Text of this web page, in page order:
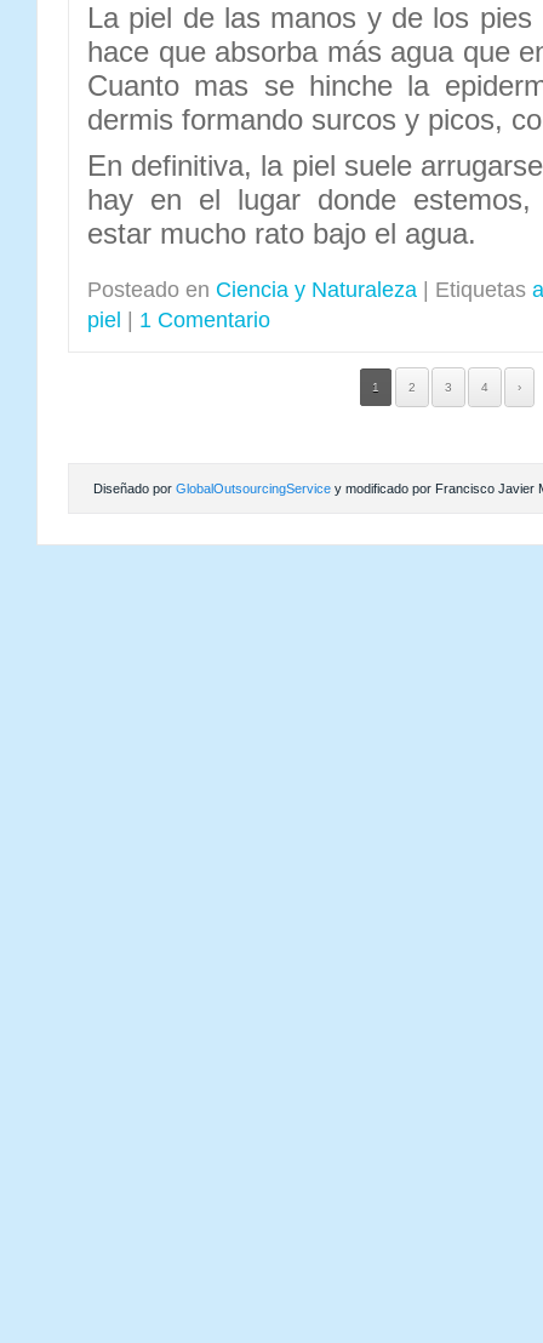
La piel de las manos y de los
hace que absorba más agua que
Cuanto mas se hinche la
dermis formando surcos y picos,
En definitiva, la piel suele
hay en el lugar donde estemos,
estar mucho rato bajo el agua.
Posteado en Ciencia y Naturaleza Etiquetas
piel
1 Comentario
1 2 3 4 ›
Diseñado por GlobalOutsourcingService y modificado por Francisco Javier